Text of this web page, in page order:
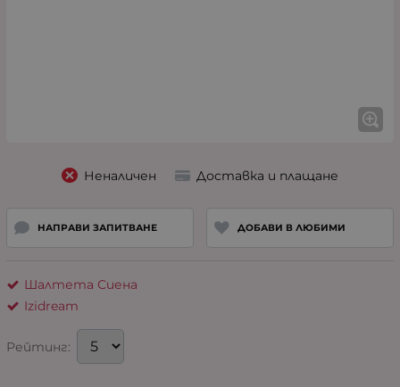
Неналичен Доставка и плащане
НАПРАВИ ЗАПИТВАНЕ ДОБАВИ В ЛЮБИМИ
Шалтета Сиена
Izidream
Рейтинг: